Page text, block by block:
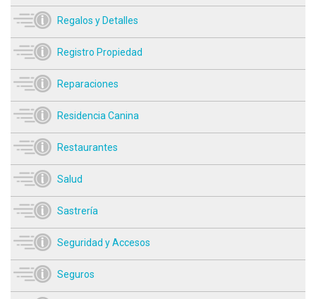
Regalos y Detalles
Registro Propiedad
Reparaciones
Residencia Canina
Restaurantes
Salud
Sastrería
Seguridad y Accesos
Seguros